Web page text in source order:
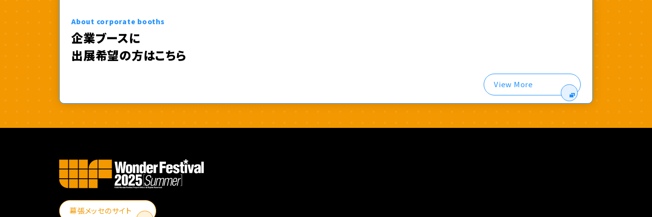
About corporate booths
企業ブースに
出展希望の方はこちら
View More
幕張メッセのサイト